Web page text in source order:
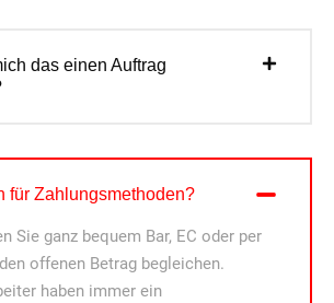
das einen Auftrag
für Zahlungsmethoden?
Sie ganz bequem Bar, EC oder per
offenen Betrag begleichen.
haben immer ein